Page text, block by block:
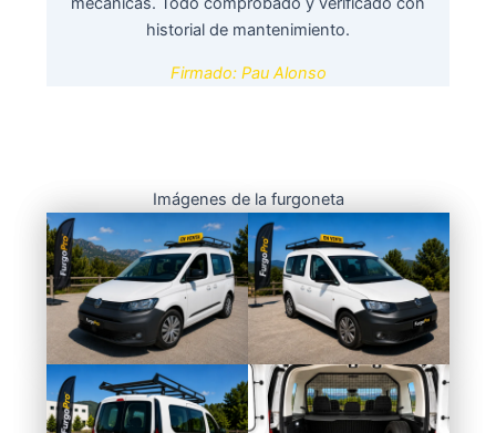
historial de mantenimiento.
Firmado: Pau Alonso
Imágenes de la furgoneta